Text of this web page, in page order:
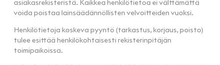
asiakasrekisteristä. Kaikkea henkilötietoa ei välttämättä
voida poistaa lainsäädännöllisten velvoitteiden vuoksi.
Henkilötietoja koskeva pyyntö (tarkastus, korjaus, poisto)
tulee esittää henkilökohtaisesti rekisterinpitäjän
toimipaikoissa.